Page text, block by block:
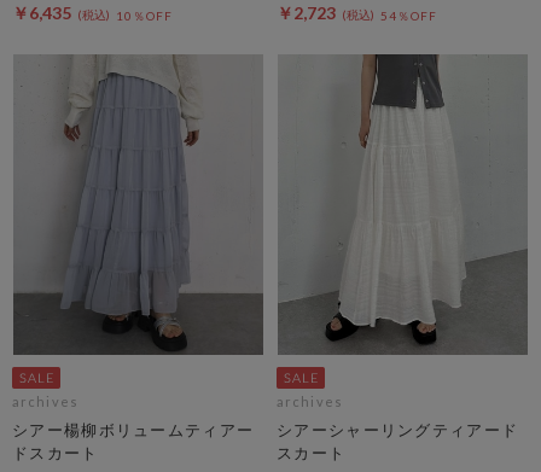
￥6,435 10％OFF ￥2,723 54％OFF
archives
シアー楊柳ボリュームティアー
ドスカート
archives
シアーシャーリングティアード
スカート